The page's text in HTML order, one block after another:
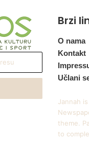
Brzi
O nama
Kontakt
Učlani
Jannah
theme.
to